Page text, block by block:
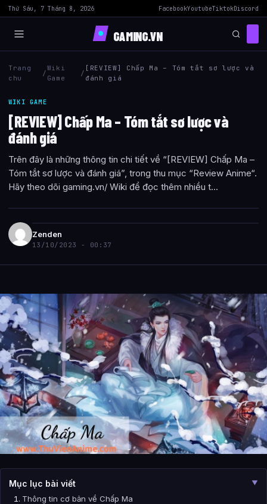
Thứ Sáu, 7 Tháng 8, 2026 FacebookYoutubeTiktokDiscord
GAMING.VN
Trang
chu
/
Wiki
Game
/
[REVIEW] Chấp Ma – Tóm tắt sơ lược và
đánh giá
WIKI GAME
[REVIEW] Chấp Ma – Tóm tắt sơ lược và
đánh giá
Trên đây là những thông tin chi tiết về “[REVIEW] Chấp Ma –
Tóm tắt sơ lược và đánh giá”, trong thu mục “Review Anime“.
Hãy theo dõi gaming.vn/ Wiki để đọc thêm nhiều t...
Zenden
13/10/2023 - 00:37
Mục lục bài viết ▼
Thông tin cơ bản về Chấp Ma